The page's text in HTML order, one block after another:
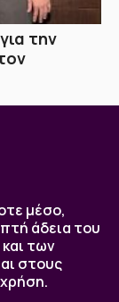
την
μέσο,
άδεια του
των
στους